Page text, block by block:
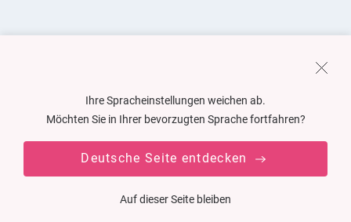
Ihre Spracheinstellungen weichen ab.
Möchten Sie in Ihrer bevorzugten Sprache fortfahren?
Deutsche Seite entdecken
Auf dieser Seite bleiben